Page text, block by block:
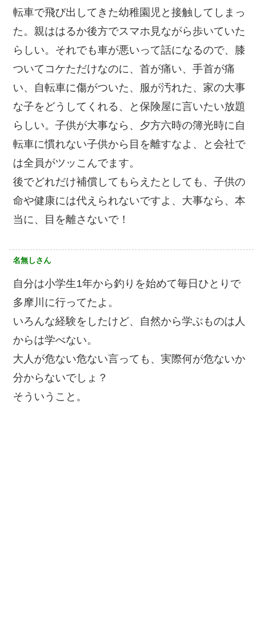
転車で飛び出してきた幼稚園児と接触してしまっ
た。親ははるか後方でスマホ見ながら歩いていた
らしい。それでも車が悪いって話になるので、膝
ついてコケただけなのに、首が痛い、手首が痛
い、自転車に傷がついた、服が汚れた、家の大事
な子をどうしてくれる、と保険屋に言いたい放題
らしい。子供が大事なら、夕方六時の簿光時に自
転車に慣れない子供から目を離すなよ、と会社で
は全員がツッこんでます。
後でどれだけ補償してもらえたとしても、子供の
命や健康には代えられないですよ、大事なら、本
当に、目を離さないで！
名無しさん
自分は小学生1年から釣りを始めて毎日ひとりで
多摩川に行ってたよ。
いろんな経験をしたけど、自然から学ぶものは人
からは学べない。
大人が危ない危ない言っても、実際何が危ないか
分からないでしょ？
そういうこと。